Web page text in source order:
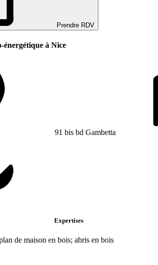
Prendre RDV
énergétique à Nice
91 bis bd Gambetta
Expertises
de maison en bois; abris en bois